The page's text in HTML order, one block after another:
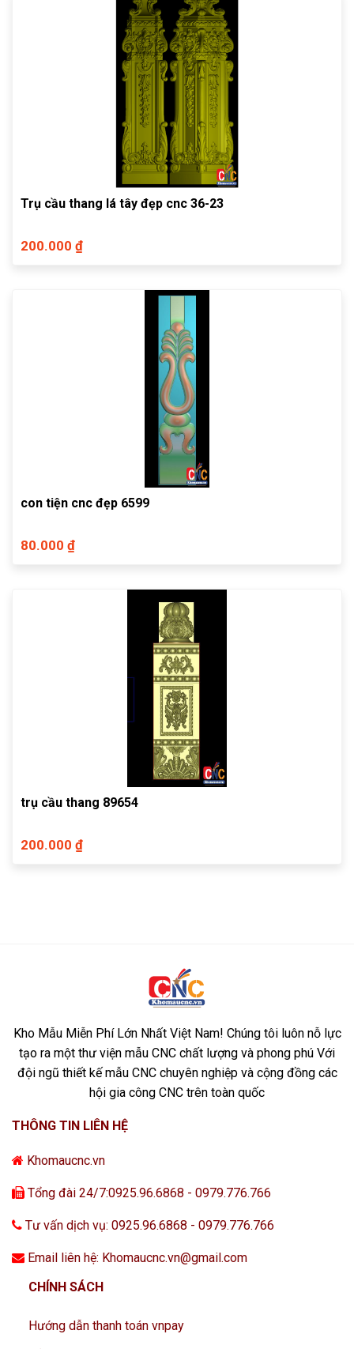
Trụ cầu thang lá tây đẹp cnc 36-23
200.000 ₫
con tiện cnc đẹp 6599
80.000 ₫
trụ cầu thang 89654
200.000 ₫
Kho Mẫu Miễn Phí Lớn Nhất Việt Nam! Chúng tôi luôn nỗ lực
tạo ra một thư viện mẫu CNC chất lượng và phong phú Với
đội ngũ thiết kế mẫu CNC chuyên nghiệp và cộng đồng các
hội gia công CNC trên toàn quốc
THÔNG TIN LIÊN HỆ
Khomaucnc.vn
Tổng đài 24/7:0925.96.6868 - 0979.776.766
Tư vấn dịch vụ: 0925.96.6868 - 0979.776.766
Email liên hệ: Khomaucnc.vn@gmail.com
CHÍNH SÁCH
Hướng dẫn thanh toán vnpay